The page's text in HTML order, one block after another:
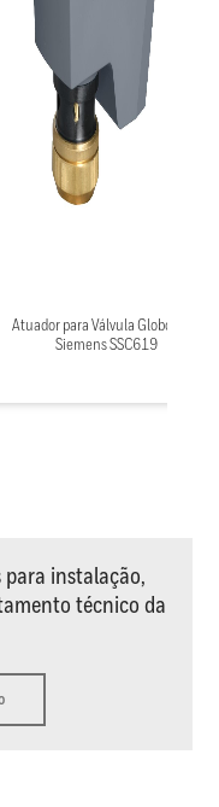
Atuador para Válvula Globo PICV
Siemens SSC619
para instalação,
técnico da